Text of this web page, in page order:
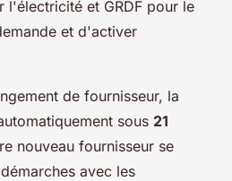
l'électricité et GRDF pour le
et d'activer
de fournisseur, la
sous 21
nouveau fournisseur se
avec les